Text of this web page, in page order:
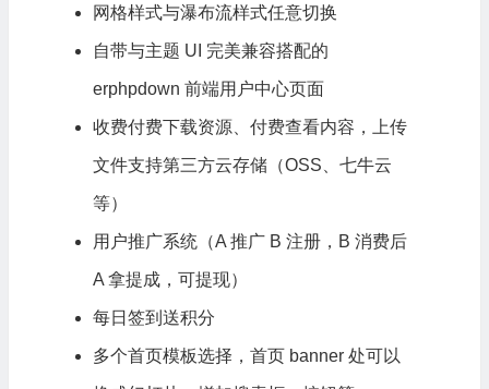
网格样式与瀑布流样式任意切换
自带与主题 UI 完美兼容搭配的
erphpdown 前端用户中心页面
收费付费下载资源、付费查看内容，上传
文件支持第三方云存储（OSS、七牛云
等）
用户推广系统（A 推广 B 注册，B 消费后
A 拿提成，可提现）
每日签到送积分
多个首页模板选择，首页 banner 处可以